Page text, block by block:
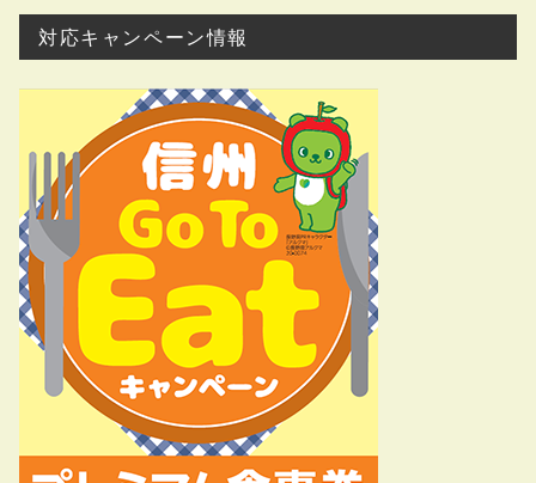
対応キャンペーン情報